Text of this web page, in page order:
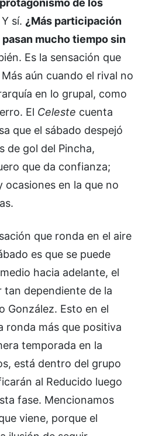
Y sí. ¿Más participación
mucho tiempo sin
Es la sensación que
aún cuando el rival no
en lo grupal, como
El Celeste cuenta
que el sábado despejó
de gol del Pincha,
que da confianza;
ocasiones en la que no
que ronda en el aire
es que se puede
hacia adelante, el
tan dependiente de la
González. Esto en el
ronda más que positiva
temporada en la
está dentro del grupo
al Reducido luego
fase. Mencionamos
viene, porque el